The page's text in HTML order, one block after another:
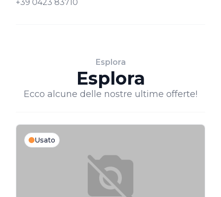
+39 0423 83710
Esplora
Esplora
Ecco alcune delle nostre ultime offerte!
Usato